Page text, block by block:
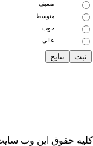
ضعیف
متوسط
خوب
عالی
حقوق این وب سایت